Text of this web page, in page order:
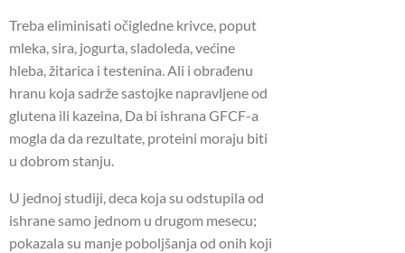
Treba eliminisati očigledne krivce, poput
mleka, sira, jogurta, sladoleda, većine
hleba, žitarica i testenina. Ali i obrađenu
hranu koja sadrže sastojke napravljene od
glutena ili kazeina, Da bi ishrana GFCF-a
mogla da da rezultate, proteini moraju biti
u dobrom stanju.
U jednoj studiji, deca koja su odstupila od
ishrane samo jednom u drugom mesecu;
pokazala su manje poboljšanja od onih koji